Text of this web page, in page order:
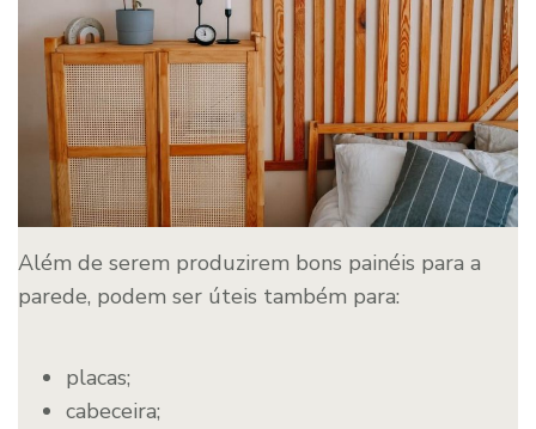
Além de serem produzirem bons painéis para a
parede, podem ser úteis também para:
placas;
cabeceira;